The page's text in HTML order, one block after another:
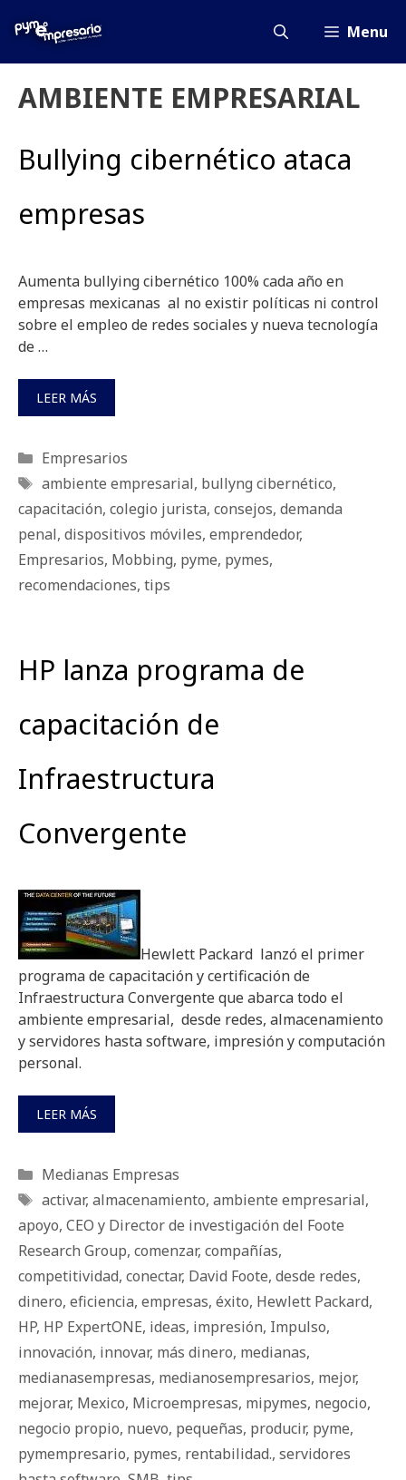
Menu
AMBIENTE EMPRESARIAL
Bullying cibernético ataca
empresas
Aumenta bullying cibernético 100% cada año en
empresas mexicanas al no existir políticas ni control
sobre el empleo de redes sociales y nueva tecnología
de …
LEER MÁS
Categorías
Empresarios
Etiquetas
ambiente empresarial, bullyng cibernético,
capacitación, colegio jurista, consejos, demanda
penal, dispositivos móviles, emprendedor,
Empresarios, Mobbing, pyme, pymes,
recomendaciones, tips
HP lanza programa de
capacitación de
Infraestructura
Convergente
Hewlett Packard lanzó el primer
programa de capacitación y certificación de
Infraestructura Convergente que abarca todo el
ambiente empresarial, desde redes, almacenamiento
y servidores hasta software, impresión y computación
personal.
LEER MÁS
Categorías
Medianas Empresas
Etiquetas
activar, almacenamiento, ambiente empresarial,
apoyo, CEO y Director de investigación del Foote
Research Group, comenzar, compañías,
competitividad, conectar, David Foote, desde redes,
dinero, eficiencia, empresas, éxito, Hewlett Packard,
HP, HP ExpertONE, ideas, impresión, Impulso,
innovación, innovar, más dinero, medianas,
medianasempresas, medianosempresarios, mejor,
mejorar, Mexico, Microempresas, mipymes, negocio,
negocio propio, nuevo, pequeñas, producir, pyme,
pymempresario, pymes, rentabilidad., servidores